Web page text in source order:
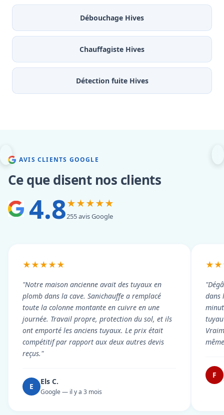
Débouchage Hives
Chauffagiste Hives
Détection fuite Hives
AVIS CLIENTS GOOGLE
Ce que disent nos clients
4.8★★★★★
255 avis Google
★★★★★
"Notre maison ancienne avait des tuyaux en
plomb dans la cave. Sanichauffe a remplacé
toute la colonne montante en cuivre en une
journée. Travail propre, protection du sol, et ils
ont emporté les anciens tuyaux. Le prix était
compétitif par rapport aux deux autres devis
reçus."
E
Els C.
Google — il y a 3 mois
dans
F